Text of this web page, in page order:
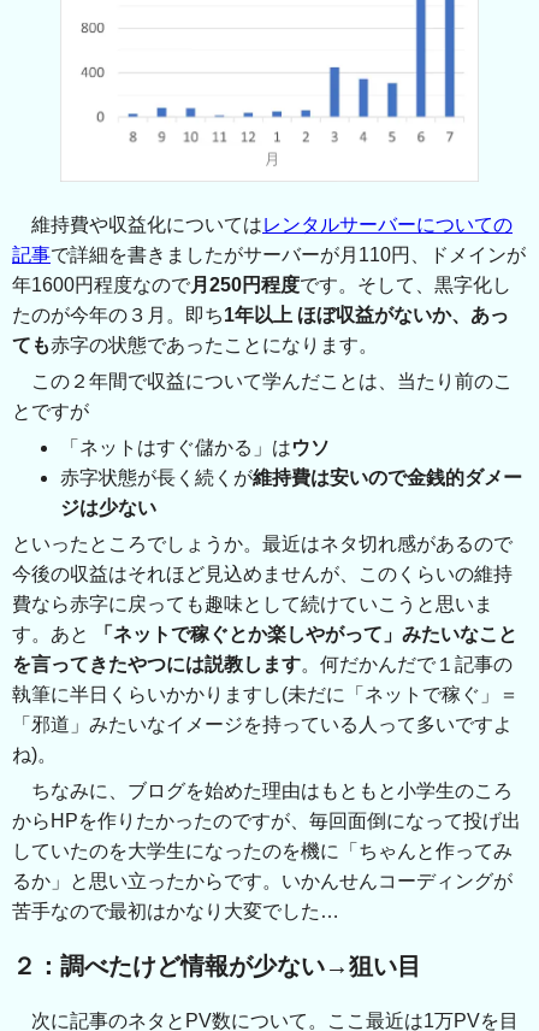
維持費や収益化についてはレンタルサーバーについての
記事で詳細を書きましたがサーバーが月110円、ドメインが
年1600円程度なので月250円程度です。そして、黒字化し
たのが今年の３月。即ち1年以上 ほぼ収益がないか、あっ
ても赤字の状態であったことになります。
この２年間で収益について学んだことは、当たり前のこ
とですが
「ネットはすぐ儲かる」はウソ
赤字状態が長く続くが維持費は安いので金銭的ダメー
ジは少ない
といったところでしょうか。最近はネタ切れ感があるので
今後の収益はそれほど見込めませんが、このくらいの維持
費なら赤字に戻っても趣味として続けていこうと思いま
す。あと
「ネットで稼ぐとか楽しやがって」みたいなこと
を言ってきたやつには説教します。何だかんだで１記事の
執筆に半日くらいかかりますし(未だに「ネットで稼ぐ」＝
「邪道」みたいなイメージを持っている人って多いですよ
ね)。
ちなみに、ブログを始めた理由はもともと小学生のころ
からHPを作りたかったのですが、毎回面倒になって投げ出
していたのを大学生になったのを機に「ちゃんと作ってみ
るか」と思い立ったからです。いかんせんコーディングが
苦手なので最初はかなり大変でした…
２：調べたけど情報が少ない→狙い目
次に記事のネタとPV数について。ここ最近は1万PVを目